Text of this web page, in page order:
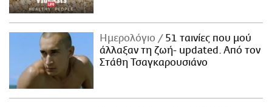
Ημερολόγιο
51 ταινίες που μού
άλλαξαν τη ζωή- updated. Aπό τον
Στάθη Τσαγκαρουσιάνο